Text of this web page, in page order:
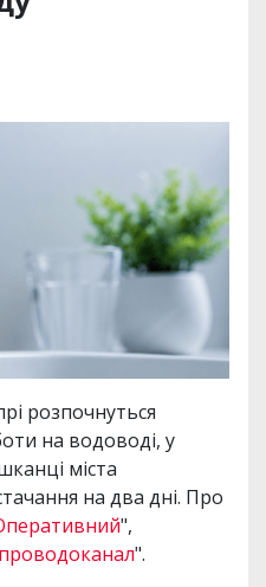
розпочнуться
на водоводі, у
міста
на два дні. Про
",
".